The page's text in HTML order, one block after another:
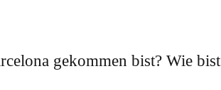
gekommen bist? Wie bist